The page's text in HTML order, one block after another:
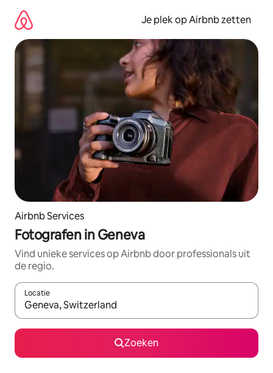
direct
naar
inhoud
Je plek op Airbnb zetten
Airbnb Services
Fotografen in Geneva
Vind unieke services op Airbnb door professionals uit
de regio.
Locatie
Wanneer er resultaten beschikbaar zijn, maak je een keuze
Zoeken